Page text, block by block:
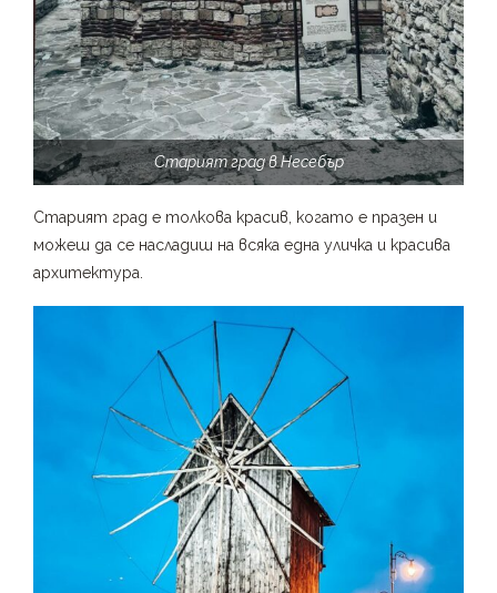
Старият град в Несебър
Старият град е толкова красив, когато е празен и
можеш да се насладиш на всяка една уличка и красива
архитектура.